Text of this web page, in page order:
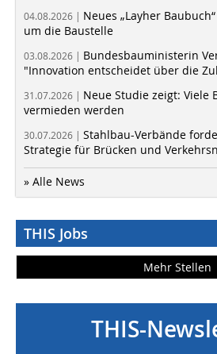
04.08.2026 | Neues „Layher
um die Baustelle
03.08.2026 | Bundesbauministerin
"Innovation entscheidet über die
31.07.2026 | Neue Studie zeigt: Viele
vermieden werden
30.07.2026 | Stahlbau-Verbände
Strategie für Brücken und
» Alle News
THIS Jobs
Mehr Stellen
THIS-